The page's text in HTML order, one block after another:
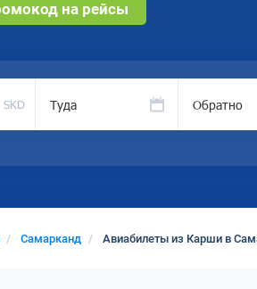
на рейсы
SKD Туда Обратно
Самарканд Авиабилеты из Карши в